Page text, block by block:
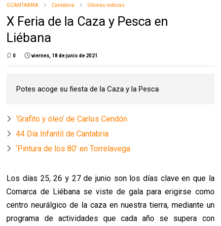
GCANTABRIA Cantabria Últimas noticias
X Feria de la Caza y Pesca en
Liébana
0 viernes, 18 de junio de 2021
Potes acoge su fiesta de la Caza y la Pesca
‘Grafito y óleo’ de Carlos Cendón
44 Día Infantil de Cantabria
‘Pintura de los 80’ en Torrelavega
Los días 25, 26 y 27 de junio son los días clave en que la
Comarca de Liébana se viste de gala para erigirse como
centro neurálgico de la caza en nuestra tierra, mediante un
programa de actividades que cada año se supera con